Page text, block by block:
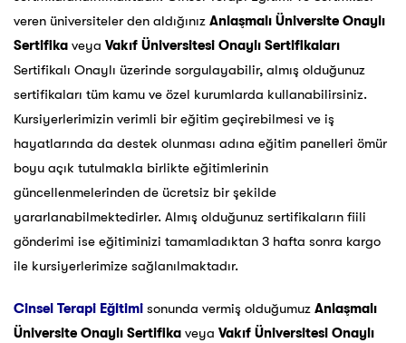
veren üniversiteler den aldığınız Anlaşmalı Üniversite Onaylı
Sertifika veya Vakıf Üniversitesi Onaylı Sertifikaları
Sertifikalı Onaylı üzerinde sorgulayabilir, almış olduğunuz
sertifikaları tüm kamu ve özel kurumlarda kullanabilirsiniz.
Kursiyerlerimizin verimli bir eğitim geçirebilmesi ve iş
hayatlarında da destek olunması adına eğitim panelleri ömür
boyu açık tutulmakla birlikte eğitimlerinin
güncellenmelerinden de ücretsiz bir şekilde
yararlanabilmektedirler. Almış olduğunuz sertifikaların fiili
gönderimi ise eğitiminizi tamamladıktan 3 hafta sonra kargo
ile kursiyerlerimize sağlanılmaktadır.
Cinsel Terapi Eğitimi sonunda vermiş olduğumuz Anlaşmalı
Üniversite Onaylı Sertifika veya Vakıf Üniversitesi Onaylı